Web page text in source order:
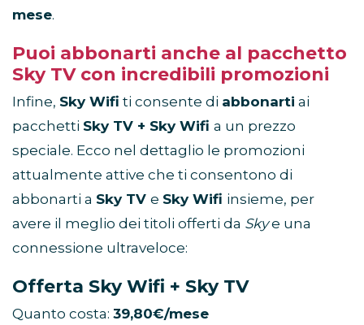
mese.
Puoi abbonarti anche al pacchetto
Sky TV con incredibili promozioni
Infine, Sky Wifi ti consente di abbonarti ai
pacchetti Sky TV + Sky Wifi a un prezzo
speciale. Ecco nel dettaglio le promozioni
attualmente attive che ti consentono di
abbonarti a Sky TV e Sky Wifi insieme, per
avere il meglio dei titoli offerti da Skye una
connessione ultraveloce:
Offerta Sky Wifi + Sky TV
Quanto costa: 39,80€/mese